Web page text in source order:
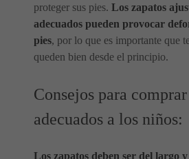
proteger sus pies. Los zapatos
adecuados pueden provocar
pies, por lo que es importante que
queden bien desde el principio.
Consejos para
adecuados a los niños:
Los zapatos deben ser del largo